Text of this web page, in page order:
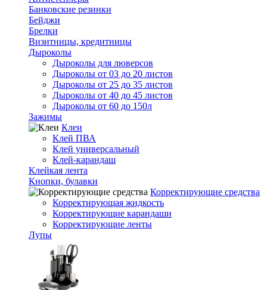
Банковские резинки
Бейджи
Брелки
Визитницы, кредитницы
Дыроколы
Дыроколы для люверсов
Дыроколы от 03 до 20 листов
Дыроколы от 25 до 35 листов
Дыроколы от 40 до 45 листов
Дыроколы от 60 до 150л
Зажимы
Клеи
Клей ПВА
Клей универсальный
Клей-карандаш
Клейкая лента
Кнопки, булавки
Корректирующие средства
Корректирующая жидкость
Корректирующие карандаши
Корректирующие ленты
Лупы